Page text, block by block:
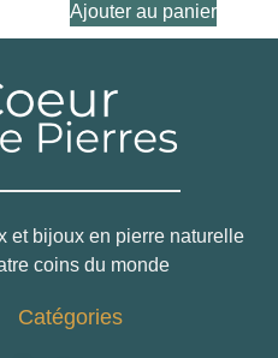
Ajouter au panier
et bijoux en pierre naturelle
coins du monde
Catégories